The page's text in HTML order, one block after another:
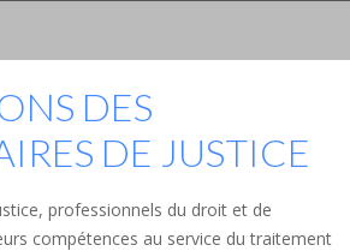
DES
DE JUSTICE
professionnels du droit et de
compétences au service du traitement